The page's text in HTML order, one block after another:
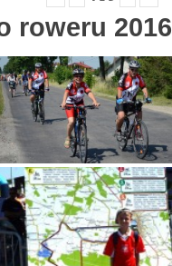
roweru 2016